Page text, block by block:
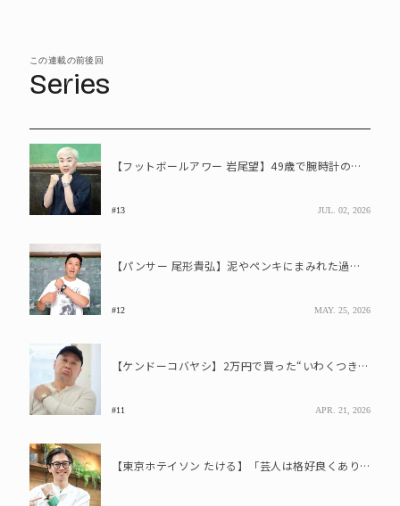
この連載の前後回
Series
【フットボールアワー 岩尾望】49歳で腕時計の沼へ。ヴィンテージのロレックスと「やっと大人の仲間入りができた」
#13 JUL. 02, 2026
【パンサー 尾形貴弘】泥やペンキにまみれた過酷ロケを共に耐えた“戦友”、G-SHOCKと歩む未来
#12 MAY. 25, 2026
【ケンドーコバヤシ】2万円で買った“いわくつきロイヤルオーク”を披露、腕時計は「ストーリーに惹かれる」
#11 APR. 21, 2026
【東京ホテイソン たける】「芸人は格好良くありたい」全国ツアーを続ける理由とブシップウォッチ